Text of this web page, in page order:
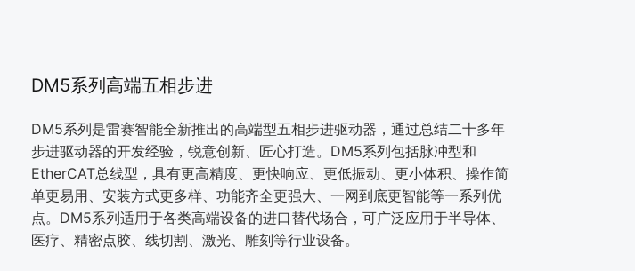
DM5系列高端五相步进
DM5系列是雷赛智能全新推出的⾼端型五相步进驱动器，通过总结⼆⼗多年
步进驱动器的开发经验，锐意创新、匠⼼打造。DM5系列包括脉冲型和
EtherCAT总线型，具有更⾼精度、更快响应、更低振动、更⼩体积、操作简
单更易⽤、安装⽅式更多样、功能⻬全更强⼤、⼀⽹到底更智能等⼀系列优
点。DM5系列适⽤于各类⾼端设备的进⼝替代场合，可⼴泛应⽤于半导体、
医疗、精密点胶、线切割、激光、雕刻等⾏业设备。